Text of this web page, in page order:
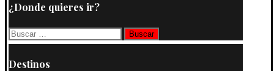
¿Donde quieres ir?
Buscar:
Destinos